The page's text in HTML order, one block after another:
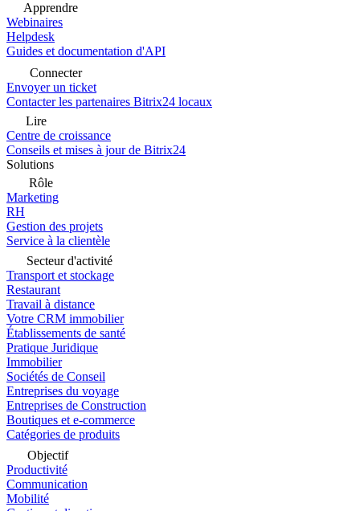
Apprendre
Webinaires
Helpdesk
Guides et documentation d'API
Connecter
Envoyer un ticket
Contacter les partenaires Bitrix24 locaux
Lire
Centre de croissance
Conseils et mises à jour de Bitrix24
Solutions
Rôle
Marketing
RH
Gestion des projets
Service à la clientèle
Secteur d'activité
Transport et stockage
Restaurant
Travail à distance
Votre CRM immobilier
Établissements de santé
Pratique Juridique
Immobilier
Sociétés de Conseil
Entreprises du voyage
Entreprises de Construction
Boutiques et e-commerce
Catégories de produits
Objectif
Productivité
Communication
Mobilité